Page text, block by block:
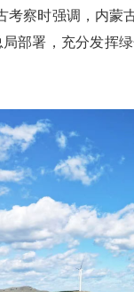
考察时强调，内蒙
部署，充分发挥